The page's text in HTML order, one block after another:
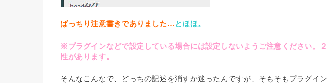
ばっちり注意書きでありました…とほほ。
※プラグインなどで設定している場合には設定しないようご注意ください。
性があります。
そんなこんなで、どっちの記述を消すか迷ったんですが、そもそもプラグイ